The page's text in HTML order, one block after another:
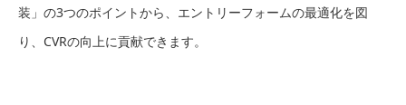
装」の3つのポイントから、エントリーフォームの最適化を図
り、CVRの向上に貢献できます。